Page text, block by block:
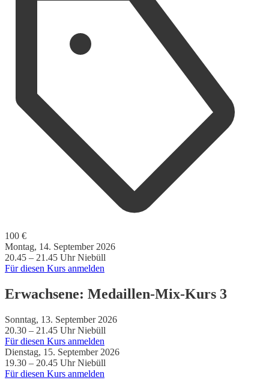
100 €
Montag, 14. September 2026
20.45 – 21.45 Uhr Niebüll
Für diesen Kurs anmelden
Erwachsene: Medaillen-Mix-Kurs 3
Sonntag, 13. September 2026
20.30 – 21.45 Uhr Niebüll
Für diesen Kurs anmelden
Dienstag, 15. September 2026
19.30 – 20.45 Uhr Niebüll
Für diesen Kurs anmelden